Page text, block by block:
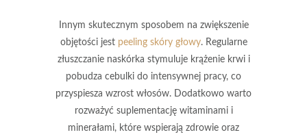
Innym skutecznym sposobem na zwiększenie
objętości jest peeling skóry głowy. Regularne
złuszczanie naskórka stymuluje krążenie krwi i
pobudza cebulki do intensywnej pracy, co
przyspiesza wzrost włosów. Dodatkowo warto
rozważyć suplementację witaminami i
minerałami, które wspierają zdrowie oraz